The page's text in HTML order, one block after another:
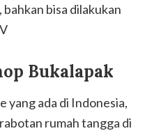
bisa dilakukan
Bukalapak
yang ada di Indonesia,
rumah tangga di